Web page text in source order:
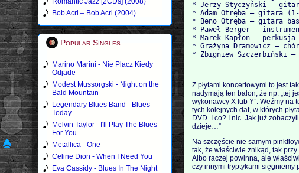
Bob Acri – Bob Acri (2004)
Popular Singles
Marino Marini - Nie Placz Kiedy
Odjade
Modest Mussorgski - Night on the
Bald Mountain
Legendary Blues Band - Blues
Today
Melvin Taylor - I'll Play The Blues
For You
Metallica - One
Celine Dion - When I Need You
Eva Cassidy - Blues In The Night
* Jerzy Styczyński –
* Adam Otręba – gitara
* Beno Otręba – gitara
* Paweł Berger –
* Marek Kapłon –
* Grażyna Dramowicz –
Z płytami koncertowymi to jest
nadymają ten balon, że np. „tej
wykonawcy X lub Y”. Weźmy
tych kolejnych dat, w których
DVD. I co? I nic. Jak już
dzieje…”
Na szczęście nie samym
tak, że właściwie znikąd, tak
Albo raczej powinna, ale
czy innymi tryptykami sięgniemy